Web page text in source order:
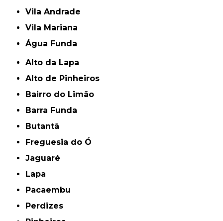
Vila Andrade
Vila Mariana
Água Funda
Alto da Lapa
Alto de Pinheiros
Bairro do Limão
Barra Funda
Butantã
Freguesia do Ó
Jaguaré
Lapa
Pacaembu
Perdizes